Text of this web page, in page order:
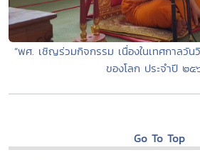
“พศ. เชิญร่วมกิจกรรม เนื่องในเทศกาลวั
ของโลก ประจำปี ๒๕
Go To Top